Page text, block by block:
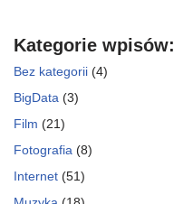
Kategorie wpisów:
Bez kategorii (4)
BigData (3)
Film (21)
Fotografia (8)
Internet (51)